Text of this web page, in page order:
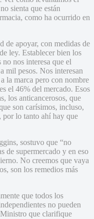
sienta que están
como ha ocurrido en
de apoyar, con medidas de
ley. Establecer bien los
nos interesa que el
mil pesos. Nos interesan
la marca pero con nombre
el 46% del mercado. Esos
los anticancerosos, que
son carísimos, incluso,
por lo tanto ahí hay que
sostuvo que “no
de supermercado y en eso
No creemos que vaya
son los remedios más
que todos los
no pueden
que clarifique